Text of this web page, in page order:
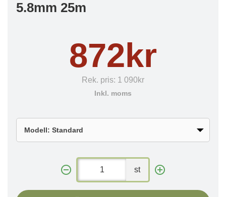
5.8mm 25m
872kr
Rek. pris: 1 090kr
Inkl. moms
st